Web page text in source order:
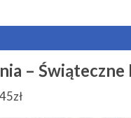
– Świąteczne
45zł